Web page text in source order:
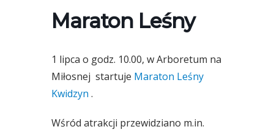
Maraton Leśny
1 lipca o godz. 10.00, w Arboretum na
Miłosnej startuje Maraton Leśny
Kwidzyn .
Wśród atrakcji przewidziano m.in.